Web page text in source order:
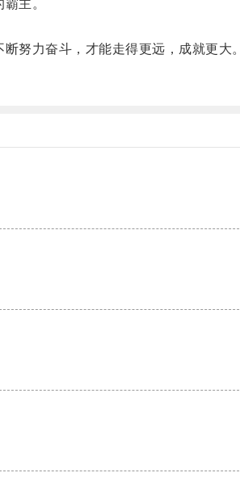
主。
努力奋斗，才能走得更远，成就更大。